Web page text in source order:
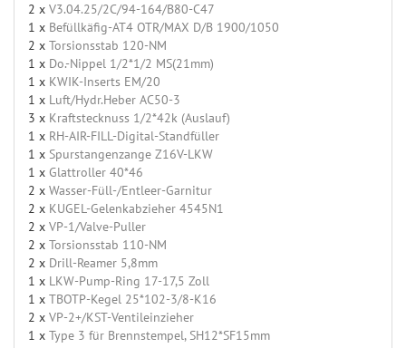
2 x V3.04.25/2C/94-164/B80-C47
1 x Befüllkäfig-AT4 OTR/MAX D/B 1900/1050
2 x Torsionsstab 120-NM
1 x Do.-Nippel 1/2*1/2 MS(21mm)
1 x KWIK-Inserts EM/20
1 x Luft/Hydr.Heber AC50-3
3 x Kraftstecknuss 1/2*42k (Auslauf)
1 x RH-AIR-FILL-Digital-Standfüller
1 x Spurstangenzange Z16V-LKW
1 x Glattroller 40*46
2 x Wasser-Füll-/Entleer-Garnitur
2 x KUGEL-Gelenkabzieher 4545N1
2 x VP-1/Valve-Puller
2 x Torsionsstab 110-NM
2 x Drill-Reamer 5,8mm
1 x LKW-Pump-Ring 17-17,5 Zoll
1 x TBOTP-Kegel 25*102-3/8-K16
2 x VP-2+/KST-Ventileinzieher
1 x Type 3 für Brennstempel, SH12*SF15mm